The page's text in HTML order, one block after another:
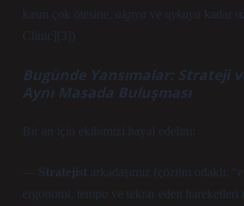
kasın çok ötesine, algıya ve uykuya kadar
Clinic][3])
Bugünde Yansımalar: Strateji
Aynı Masada Buluşması
Bir an için ekibimizi hayal edelim:
— Stratejist arkadaşımız (çözüm odaklı,
ergonomi, tempo ve tekrar eden hareketleri